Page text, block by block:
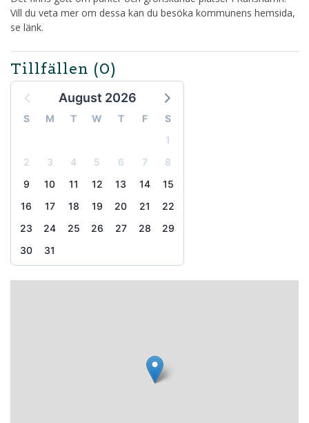
Vill du veta mer om dessa kan du besöka kommunens hemsida,
se länk.
Tillfällen (0)
August 2026
S M T W T F
S
1
2
3 4 5 6 7
8
9
10 11 12 13 14
15
16
17 18 19 20 21
22
23
24 25 26 27 28
29
30
31